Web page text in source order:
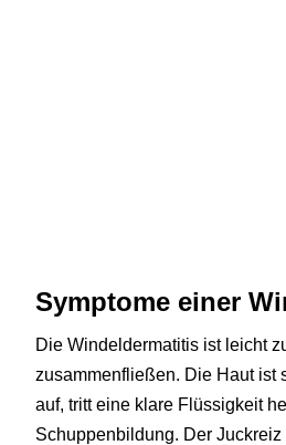
Symptome einer
Die Windeldermatitis ist leicht
zusammenfließen. Die Haut ist
auf, tritt eine klare Flüssigkeit
Schuppenbildung. Der